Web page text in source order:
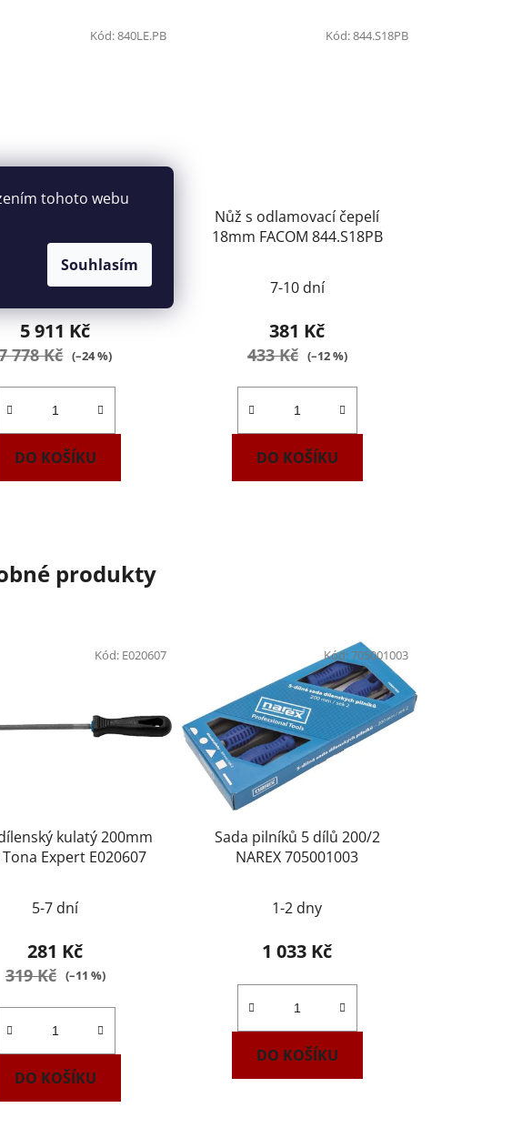
tohoto webu
Souhlasím
7-10 dní
5 911 Kč
778 Kč (–24 %)
DO KOŠÍKU
Kód:840LE.PB
Nůž s odlamovací čepelí
18mm FACOM 844.S18PB
7-10 dní
381 Kč
433 Kč (–12 %)
DO KOŠÍKU
Kód:844.S18PB
produkty
kulatý 200mm
Tona Expert E020607
5-7 dní
281 Kč
319 Kč (–11 %)
DO KOŠÍKU
Kód: E020607
Sada pilníků 5 dílů 200/2
NAREX 705001003
1-2 dny
1 033 Kč
DO KOŠÍKU
Kód:705001003